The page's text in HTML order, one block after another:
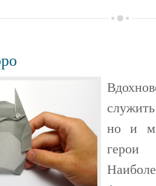
но и
герои